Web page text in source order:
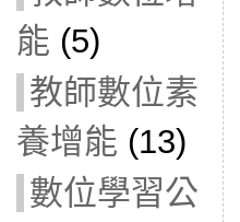
能 (5)
教師數位素
養增能 (13)
數位學習公